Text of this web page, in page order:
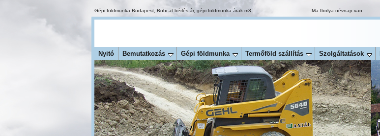
Gépi földmunka Budapest Bobcat bérlés ár, gépi földmunka árak m3 Ma Ibolya névnap van.
Nyitó Bemutatkozás Gépi földmunka Termőföld szállítás Szolgáltatások